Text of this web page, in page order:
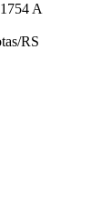
A
RS